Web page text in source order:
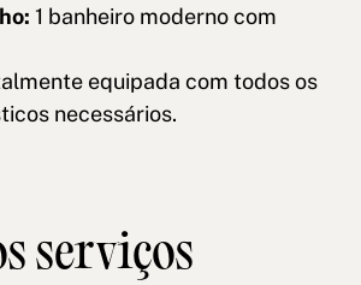
1 banheiro moderno com
equipada com todos os
necessários.
serviços